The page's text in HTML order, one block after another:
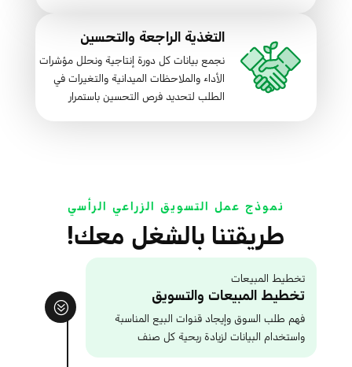
التغذية الراجعة والتحسين
نجمع بيانات كل دورة إنتاجية ونحلل مؤشرات
الأداء والملاحظات الميدانية والتغيرات في
الطلب لتحديد فرص التحسين باستمرار
نموذج عمل التسويق الزراعي الرأسي
طريقتنا بالشغل معك!
تخطيط المبيعات
تخطيط المبيعات والتسويق
فهم طلب السوق وإيجاد قنوات البيع المناسبة
واستخدام البيانات لزيادة ربحية كل صنف